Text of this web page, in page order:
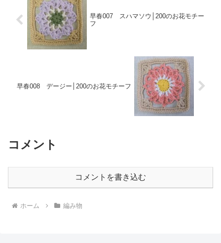
早春007 スハマソウ│200のお花モチー
フ
早春008 デージー│200のお花モチーフ
コメント
コメントを書き込む
ホーム 編み物